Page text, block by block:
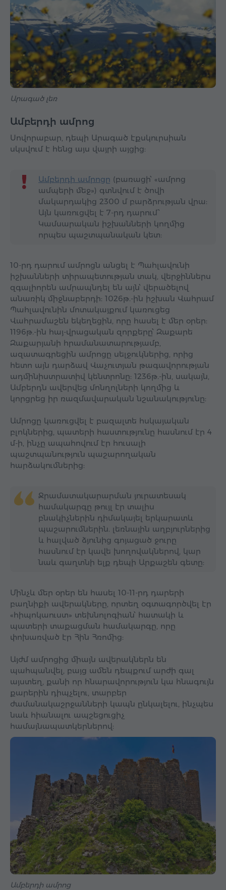
Արագած լեռ
Ամբերդի ամրոց
Սովորաբար, դեպի Արագած էքսկուրսիան
սկսվում է հենց այս վայրի այցից:
Ամբերդի ամրոցը (բառացի՝ «ամրոց
ամպերի մեջ») գտնվում է ծովի
մակարդակից 2300 մ բարձրության վրա:
Այն կառուցվել է 7-րդ դարում՝
Կամսարական իշխանների կողմից
որպես պաշտպանական կետ:
10-րդ դարում ամրոցն անցել է Պահլավունի
իշխանների տիրապետության տակ, վերջիններս
զգալիորեն ամրապնդել են այն՝ վերածելով
անառիկ միջնաբերդի: 1026թ.-ին իշխան Վահրամ
Պահլավունին մոտակայքում կառուցեց
Վահրամաշեն եկեղեցին, որը հասել է մեր օրեր:
1196թ.-ին հայ-վրացական զորքերը՝ Զաքարե
Զաքարյանի հրամանատարությամբ,
ազատագրեցին ամրոցը սելջուկներից, որից
հետո այն դարձավ Վաչուտյան թագավորության
ադմինիստրատիվ կենտրոնը: 1236թ.-ին, սակայն,
Ամբերդն ավերվեց մոնղոլների կողմից և
կորցրեց իր ռազմավարական նշանակությունը:
Ամրոցը կառուցվել է բազալտե հսկայական
բլոկներից, պատերի հաստությունը հասնում էր 4
մ-ի, ինչը ապահովում էր հուսալի
պաշտպանություն պաշարողական
հարձակումներից:
Ջրամատակարարման յուրատեսակ
համակարգը թույլ էր տալիս
բնակիչներին դիմակայել երկարատև
պաշարումներին. լեռնային աղբյուրներից
և հալված ձյունից գոյացած ջուրը
հասնում էր կավե խողովակներով, կար
նաև գաղտնի ելք դեպի Արքաշեն գետը:
Մինչև մեր օրեր են հասել 10-11-րդ դարերի
բաղնիքի ավերակները, որտեղ օգտագործվել էր
«հիպոկաուստ» տեխնոլոգիան՝ հատակի և
պատերի տաքացման համակարգը, որը
փոխառված էր Հին Հռոմից:
Այժմ ամրոցից միայն ավերակներն են
պահպանվել, բայց ամեն դեպքում արժի գալ
այստեղ, քանի որ հնարավորություն կա հնագույն
քարերին դիպչելու, տարբեր
ժամանակաշրջանների կապն ընկալելու, ինչպես
նաև հիանալու ապշեցուցիչ
համայնապատկերներով:
Ամբերդի ամրոց